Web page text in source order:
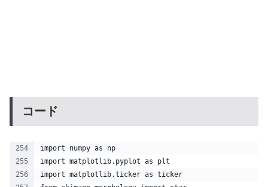
コード
import numpy as np
import matplotlib.pyplot as plt
import matplotlib.ticker as ticker